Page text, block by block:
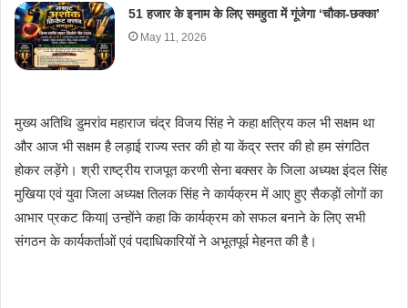
51 हजार के इनाम के लिए समहुता में गूंजेगा ‘चौका-छक्का’
May 11, 2026
मुख्य अतिथि डुमरांव महाराज चंद्र विजय सिंह ने कहा क्षत्रिय कल भी सक्षम था
और आज भी सक्षम है लड़ाई राज्य स्तर की हो या केंद्र स्तर की हो हम संगठित
होकर लड़ेंगे। श्री राष्ट्रीय राजपूत करणी सेना बक्सर के जिला अध्यक्ष इंदल सिंह
मुखिया एवं युवा जिला अध्यक्ष तिलक सिंह ने कार्यक्रम में आए हुए सैकड़ों लोगों का
आभार प्रकट किया| उन्होंने कहा कि कार्यक्रम को सफल बनाने के लिए सभी
संगठन के कार्यकर्ताओं एवं पदाधिकारियों ने अभूतपूर्व मेहनत की है।